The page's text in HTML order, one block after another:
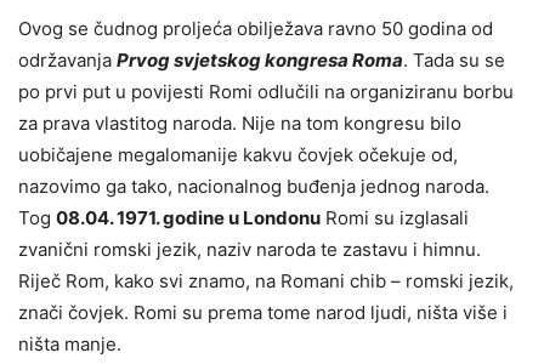
Ovog se čudnog proljeća obilježava ravno 50 godina od
održavanja Prvog svjetskog kongresa Roma. Tada su se
po prvi put u povijesti Romi odlučili na organiziranu borbu
za prava vlastitog naroda. Nije na tom kongresu bilo
uobičajene megalomanije kakvu čovjek očekuje od,
nazovimo ga tako, nacionalnog buđenja jednog naroda.
Tog 08.04. 1971. godine u Londonu Romi su izglasali
zvanični romski jezik, naziv naroda te zastavu i himnu.
Riječ Rom, kako svi znamo, na Romani chib – romski jezik,
znači čovjek. Romi su prema tome narod ljudi, ništa više i
ništa manje.